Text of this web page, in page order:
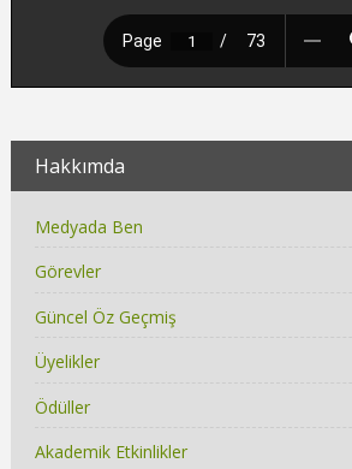
Hakkımda
Medyada Ben
Görevler
Güncel Öz Geçmiş
Üyelikler
Ödüller
Akademik Etkinlikler